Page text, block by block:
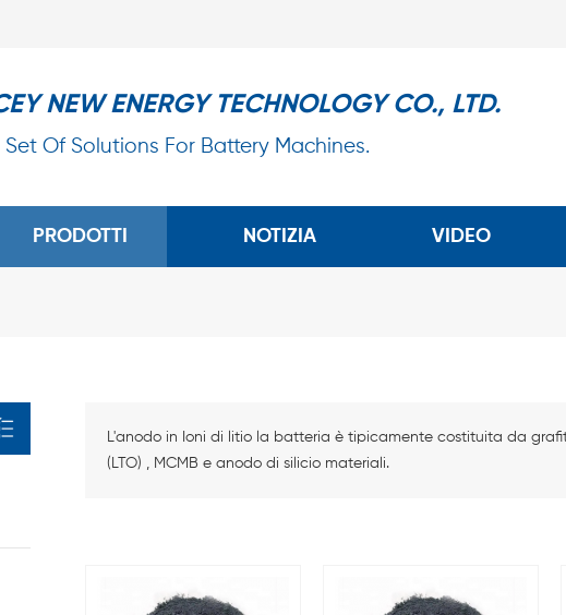
NEW ENERGY TECHNOLOGY CO., LTD.
Set Of Solutions For Battery Machines.
PRODOTTI NOTIZIA VIDEO
L'anodo in Ioni di litio la batteria è tipicamente costituita da
(LTO) , MCMB e anodo di silicio materiali.